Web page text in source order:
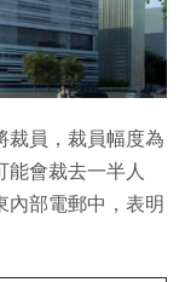
裁員，裁員幅度為
能會裁去一半人
內部電郵中，表明